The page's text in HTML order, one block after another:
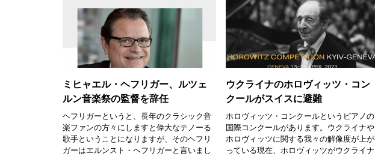
ミヒャエル・ヘフリガー、ルツェ
ルン音楽祭の監督を辞任
ヘフリガーというと、長年のクラシック音
楽ファンの方々にしますと偉大なテノーる
歌手ということになりますが、そのヘフリ
ガーはエルンスト・ヘフリガーと言いまし
ウクライナのホロヴィッツ・コン
クールがスイスに避難
ホロヴィッツ・コンクールというピアノの
国際コンクールがあります。ウクライナや
ホロヴィッツに関する我々の解像度が上が
っている現在、ホロヴィッツがウクライナ